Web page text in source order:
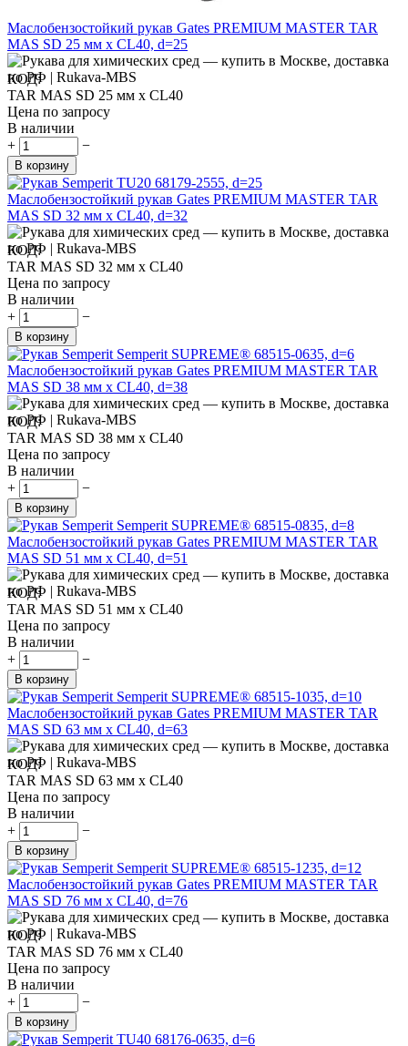
Маслобензостойкий рукав Gates PREMIUM MASTER TAR
MAS SD 25 мм x CL40, d=25
КОД:
TAR MAS SD 25 мм x CL40
Цена по запросу
В наличии
+
−
В корзину
Маслобензостойкий рукав Gates PREMIUM MASTER TAR
MAS SD 32 мм x CL40, d=32
КОД:
TAR MAS SD 32 мм x CL40
Цена по запросу
В наличии
+
−
В корзину
Маслобензостойкий рукав Gates PREMIUM MASTER TAR
MAS SD 38 мм x CL40, d=38
КОД:
TAR MAS SD 38 мм x CL40
Цена по запросу
В наличии
+
−
В корзину
Маслобензостойкий рукав Gates PREMIUM MASTER TAR
MAS SD 51 мм x CL40, d=51
КОД:
TAR MAS SD 51 мм x CL40
Цена по запросу
В наличии
+
−
В корзину
Маслобензостойкий рукав Gates PREMIUM MASTER TAR
MAS SD 63 мм x CL40, d=63
КОД:
TAR MAS SD 63 мм x CL40
Цена по запросу
В наличии
+
−
В корзину
Маслобензостойкий рукав Gates PREMIUM MASTER TAR
MAS SD 76 мм x CL40, d=76
КОД:
TAR MAS SD 76 мм x CL40
Цена по запросу
В наличии
+
−
В корзину